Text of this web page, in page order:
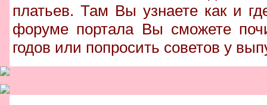
платьев. Там Вы узнаете как и
форуме портала Вы сможете
годов или попросить советов у